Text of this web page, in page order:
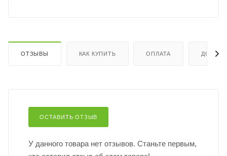
ОТЗЫВЫ КАК КУПИТЬ ОПЛАТА
ОСТАВИТЬ ОТЗЫВ
У данного товара нет отзывов. Станьте первым,